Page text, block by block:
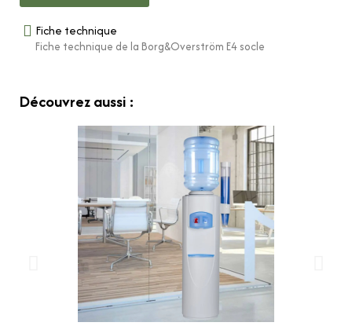
Fiche technique
Fiche technique de la Borg&Overström E4 socle
Découvrez aussi :